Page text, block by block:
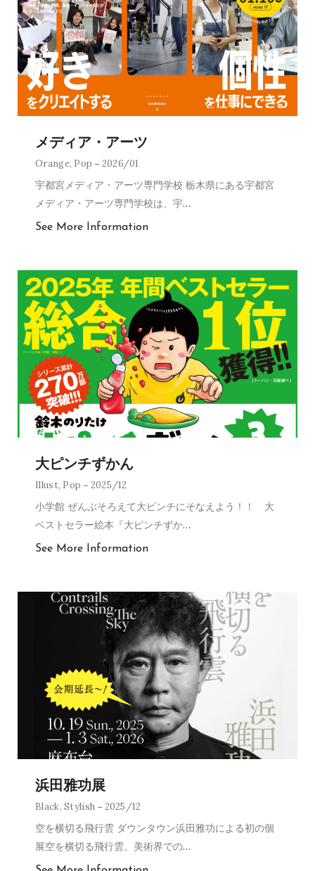
メディア・アーツ
Orange, Pop 2026/01
宇都宮メディア・アーツ専門学校 栃木県にある宇都宮
メディア・アーツ専門学校は、宇…
See More Information
大ピンチずかん
Illust, Pop 2025/12
小学館 ぜんぶそろえて大ピンチにそなえよう！！ 大
ベストセラー絵本『大ピンチずか…
See More Information
浜田雅功展
Black,Stylish 2025/12
空を横切る飛行雲 ダウンタウン浜田雅功による初の個
展空を横切る飛行雲。美術界での…